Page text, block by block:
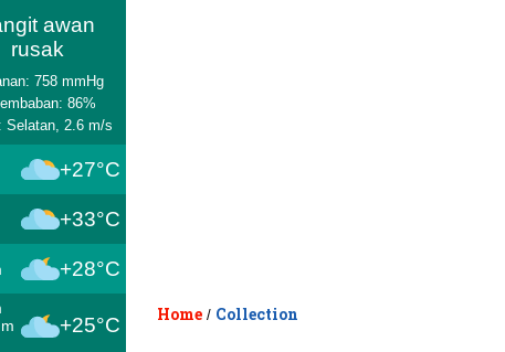
awan
rusak
758 mmHg
86%
Selatan, 2.6 m/s
+27°C
+33°C
+28°C
+25°C Home / Collection